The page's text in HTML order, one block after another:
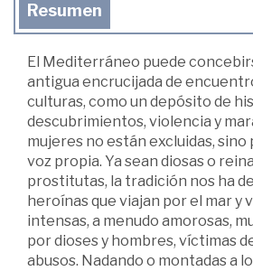
Resumen
El Mediterráneo puede
antigua encrucijada de
culturas, como un depósito de
descubrimientos, violencia y
mujeres no están excluidas,
voz propia. Ya sean diosas o
prostitutas, la tradición nos ha
heroínas que viajan por el mar y
intensas, a menudo amorosas,
por dioses y hombres, víctimas
abusos. Nadando o montadas a